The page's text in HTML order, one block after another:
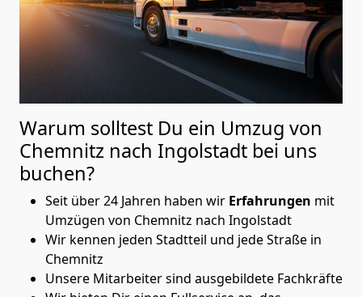
Warum solltest Du ein Umzug von
Chemnitz nach Ingolstadt bei uns
buchen?
Seit über 24 Jahren haben wir Erfahrungen mit
Umzügen von Chemnitz nach Ingolstadt
Wir kennen jeden Stadtteil und jede Straße in
Chemnitz
Unsere Mitarbeiter sind ausgebildete Fachkräfte